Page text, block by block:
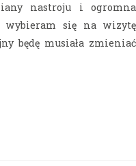
nastroju i ogromna
wybieram się na wizytę
będę musiała zmieniać